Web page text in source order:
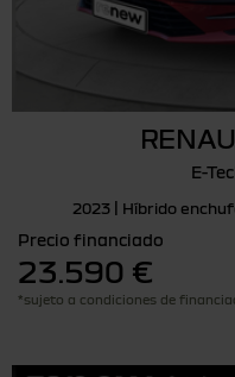
E-
2023 | Híbrido
Precio financiado
23.590 €
*sujeto a condiciones de